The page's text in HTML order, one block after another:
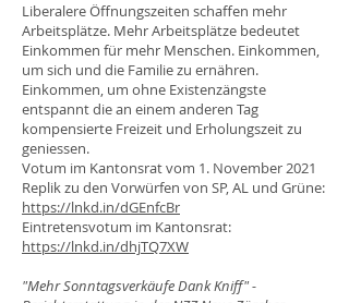
Liberalere Öffnungszeiten schaffen mehr
Arbeitsplätze. Mehr Arbeitsplätze bedeutet
Einkommen für mehr Menschen. Einkommen,
um sich und die Familie zu ernähren.
Einkommen, um ohne Existenzängste
entspannt die an einem anderen Tag
kompensierte Freizeit und Erholungszeit zu
geniessen.
Votum im Kantonsrat vom 1. November 2021
Replik zu den Vorwürfen von SP, AL und Grüne:
https://lnkd.in/dGEnfcBr
Eintretensvotum im Kantonsrat:
https://lnkd.in/dhjTQ7XW
"Mehr Sonntagsverkäufe Dank Kniff" -